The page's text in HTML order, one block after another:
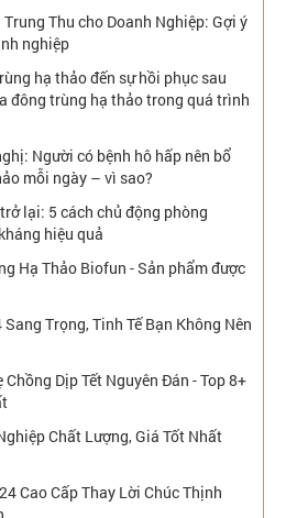
Trung Thu cho Doanh Nghiệp: Gợi ý
nghiệp
hạ thảo đến sự hồi phục sau
đông trùng hạ thảo trong quá trình
Người có bệnh hô hấp nên bổ
mỗi ngày – vì sao?
lại: 5 cách chủ động phòng
hiệu quả
Hạ Thảo Biofun - Sản phẩm được
Trọng, Tinh Tế Bạn Không Nên
Chồng Dịp Tết Nguyên Đán - Top 8+
Chất Lượng, Giá Tốt Nhất
Cao Cấp Thay Lời Chúc Thịnh